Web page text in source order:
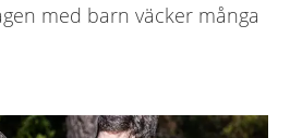
med barn väcker många